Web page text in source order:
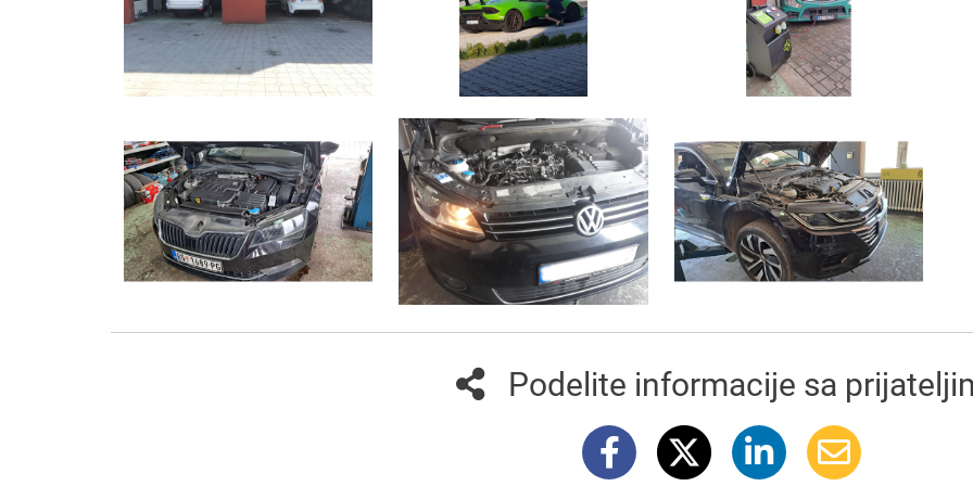
Podelite informacije sa